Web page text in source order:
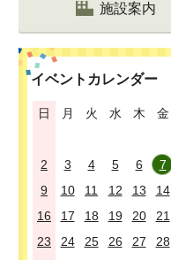
施設案内
イベントカレンダー
日 月 火 水 木 金
2
3 4 5 6 7
9
10 11 12 13 14
16
17 18 19 20 21
23
24 25 26 27 28